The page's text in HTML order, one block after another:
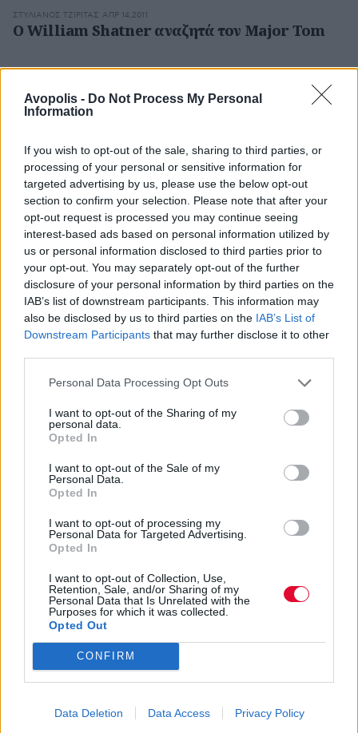
Avopolis - Do Not Process My Personal
Information
If you wish to opt-out of the sale, sharing to third parties, or
processing of your personal or sensitive information for
targeted advertising by us, please use the below opt-out
section to confirm your selection. Please note that after your
opt-out request is processed you may continue seeing
interest-based ads based on personal information utilized by
us or personal information disclosed to third parties prior to
your opt-out. You may separately opt-out of the further
disclosure of your personal information by third parties on the
IAB’s list of downstream participants. This information may
also be disclosed by us to third parties on the IAB’s List of
Downstream Participants that may further disclose it to other
Personal Data Processing Opt Outs
I want to opt-out of the Sharing of my
personal data.
Opted In
I want to opt-out of the Sale of my
Personal Data.
Opted In
I want to opt-out of processing my
Personal Data for Targeted Advertising.
Opted In
I want to opt-out of Collection, Use,
Retention, Sale, and/or Sharing of my
Personal Data that Is Unrelated with the
Purposes for which it was collected.
Opted Out
CONFIRM
Data Deletion Data Access Privacy Policy
ΣΤΥΛΙΑΝΌΣ ΤΖΙΡΊΤΑΣ ΑΠΡ 14,2011
Ο William Shatner αναζητά τον Major Tom
ΣΤΥΛΙΑΝΌΣ ΤΖΙΡΊΤΑΣ
σκοτεινές αίθουσες
ΣΤΥΛΙΑΝΌΣ ΤΖΙΡΊΤΑΣ ΑΠΡ 13,2011
Οι δικηγόροι του Phil Spector πιέζουν για 3η
δίκη και επανεξέταση της υπόθεσης του
ΑΠΡ 13,2011
Η κινηματογραφική βιογραφία του Jeff
Buckley μπήκε στο στάδιο της παραγωγής
ΣΤΥΛΙΑΝΌΣ ΤΖΙΡΊΤΑΣ ΑΠΡ 13,2011
Ο αμετανόητος Pete Doherty αντιμετωπίζει
ΣΤΥΛΙΑΝΌΣ ΤΖΙΡΊΤΑΣ ΑΠΡ 12,2011
Ο David Byrne έκανε μήνυση (αλλά ο Steve
Miller όχι) σε χρήσ(τ)η σύνθεσης του για
πολιτικούς λόγους